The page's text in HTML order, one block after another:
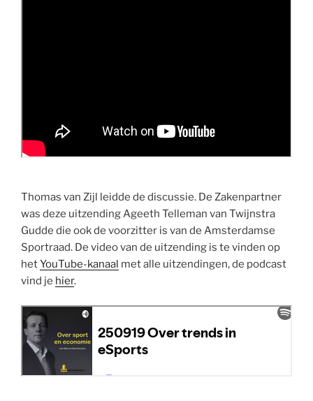
Thomas van Zijl leidde de discussie. De Zakenpartner
was deze uitzending Ageeth Telleman van Twijnstra
Gudde die ook de voorzitter is van de Amsterdamse
Sportraad. De video van de uitzending is te vinden op
hetYouTube-kanaal met alle uitzendingen, de podcast
vind je hier.